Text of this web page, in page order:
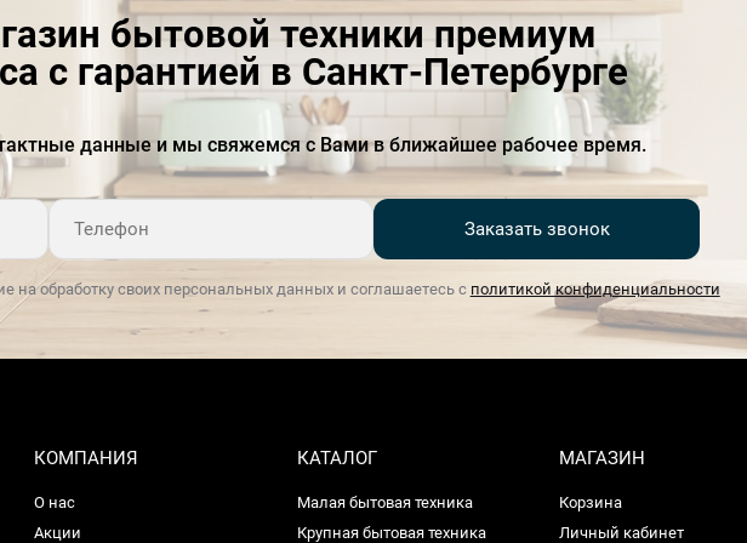
бытовой техники премиум
с гарантией в Санкт-Петербурге
данные и мы свяжемся с Вами в ближайшее рабочее время.
Заказать звонок
на обработку своих персональных данных и соглашаетесь с политикой конфиденциальности
КОМПАНИЯ
О нас
Акции
КАТАЛОГ
Малая бытовая техника
Крупная бытовая техника
МАГАЗИН
Корзина
Личный кабинет